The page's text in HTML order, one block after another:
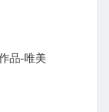
品-唯美